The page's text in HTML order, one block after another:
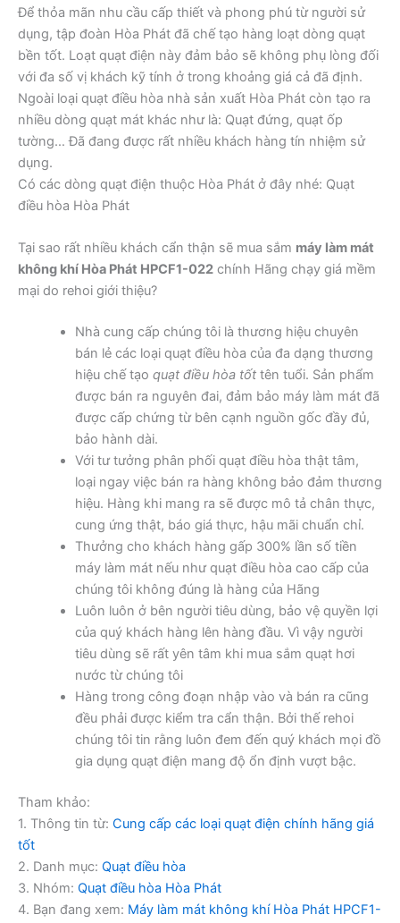
Để thỏa mãn nhu cầu cấp thiết và phong phú từ người sử
dụng, tập đoàn Hòa Phát đã chế tạo hàng loạt dòng quạt
bền tốt. Loạt quạt điện này đảm bảo sẽ không phụ lòng đối
với đa số vị khách kỹ tính ở trong khoảng giá cả đã định.
Ngoài loại quạt điều hòa nhà sản xuất Hòa Phát còn tạo ra
nhiều dòng quạt mát khác như là: Quạt đứng, quạt ốp
tường… Đã đang được rất nhiều khách hàng tín nhiệm sử
dụng.
Có các dòng quạt điện thuộc Hòa Phát ở đây nhé: Quạt
điều hòa Hòa Phát
Tại sao rất nhiều khách cẩn thận sẽ mua sắm máy làm mát
không khí Hòa Phát HPCF1-022 chính Hãng chạy giá mềm
mại do rehoi giới thiệu?
Nhà cung cấp chúng tôi là thương hiệu chuyên
bán lẻ các loại quạt điều hòa của đa dạng thương
hiệu chế tạo quạt điều hòa tốttên tuổi. Sản phẩm
được bán ra nguyên đai, đảm bảo máy làm mát đã
được cấp chứng từ bên cạnh nguồn gốc đầy đủ,
bảo hành dài.
Với tư tưởng phân phối quạt điều hòa thật tâm,
loại ngay việc bán ra hàng không bảo đảm thương
hiệu. Hàng khi mang ra sẽ được mô tả chân thực,
cung ứng thật, báo giá thực, hậu mãi chuẩn chỉ.
Thưởng cho khách hàng gấp 300% lần số tiền
máy làm mát nếu như quạt điều hòa cao cấp của
chúng tôi không đúng là hàng của Hãng
Luôn luôn ở bên người tiêu dùng, bảo vệ quyền lợi
của quý khách hàng lên hàng đầu. Vì vậy người
tiêu dùng sẽ rất yên tâm khi mua sắm quạt hơi
nước từ chúng tôi
Hàng trong công đoạn nhập vào và bán ra cũng
đều phải được kiểm tra cẩn thận. Bởi thế rehoi
chúng tôi tin rằng luôn đem đến quý khách mọi đồ
gia dụng quạt điện mang độ ổn định vượt bậc.
Tham khảo:
1. Thông tin từ: Cung cấp các loại quạt điện chính hãng giá
tốt
2. Danh mục: Quạt điều hòa
3. Nhóm: Quạt điều hòa Hòa Phát
4. Bạn đang xem: Máy làm mát không khí Hòa Phát HPCF1-